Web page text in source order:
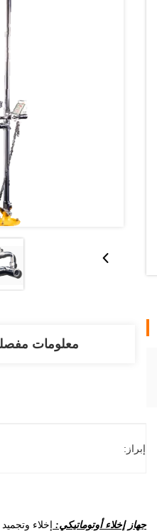
معلومات
إبراز:
جهاز إخلاء أوتوماتيكي: إخلاء